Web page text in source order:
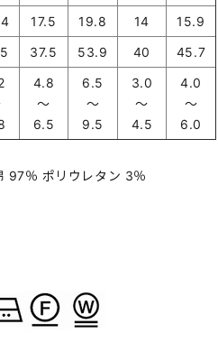
17.5 19.8 14
15.9
37.5 53.9 40
45.7
4.8
～
6.5
6.5
～
9.5
3.0
～
4.5
4.0
～
6.0
97％ ポリウレタン 3％